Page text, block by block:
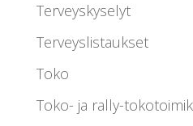
Terveyskyselyt
Terveyslistaukset
Toko
Toko- ja rally-